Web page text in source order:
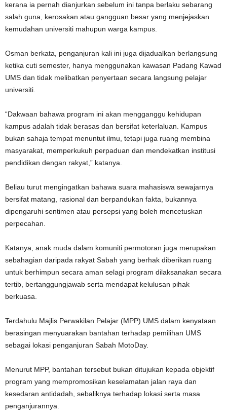
kerana ia pernah dianjurkan sebelum ini tanpa berlaku sebarang
salah guna, kerosakan atau gangguan besar yang menjejaskan
kemudahan universiti mahupun warga kampus.
Osman berkata, penganjuran kali ini juga dijadualkan berlangsung
ketika cuti semester, hanya menggunakan kawasan Padang Kawad
UMS dan tidak melibatkan penyertaan secara langsung pelajar
universiti.
“Dakwaan bahawa program ini akan mengganggu kehidupan
kampus adalah tidak berasas dan bersifat keterlaluan. Kampus
bukan sahaja tempat menuntut ilmu, tetapi juga ruang membina
masyarakat, memperkukuh perpaduan dan mendekatkan institusi
pendidikan dengan rakyat,” katanya.
Beliau turut mengingatkan bahawa suara mahasiswa sewajarnya
bersifat matang, rasional dan berpandukan fakta, bukannya
dipengaruhi sentimen atau persepsi yang boleh mencetuskan
perpecahan.
Katanya, anak muda dalam komuniti permotoran juga merupakan
sebahagian daripada rakyat Sabah yang berhak diberikan ruang
untuk berhimpun secara aman selagi program dilaksanakan secara
tertib, bertanggungjawab serta mendapat kelulusan pihak
berkuasa.
Terdahulu Majlis Perwakilan Pelajar (MPP) UMS dalam kenyataan
berasingan menyuarakan bantahan terhadap pemilihan UMS
sebagai lokasi penganjuran Sabah MotoDay.
Menurut MPP, bantahan tersebut bukan ditujukan kepada objektif
program yang mempromosikan keselamatan jalan raya dan
kesedaran antidadah, sebaliknya terhadap lokasi serta masa
penganjurannya.